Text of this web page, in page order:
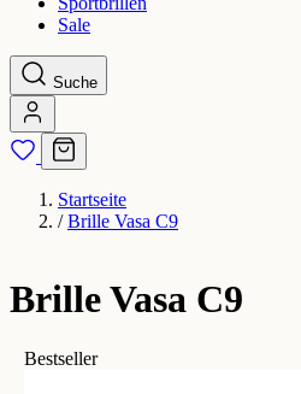
Sale
Suche
Startseite
/ Brille Vasa C9
Brille Vasa C9
Bestseller